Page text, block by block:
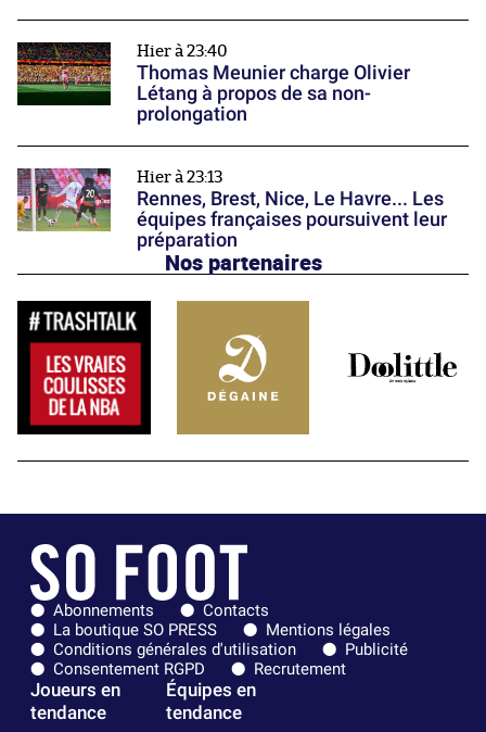
Hier à 23:40
Thomas Meunier charge Olivier
Létang à propos de sa non-
prolongation
Hier à 23:13
Rennes, Brest, Nice, Le Havre... Les
équipes françaises poursuivent leur
préparation
Nos partenaires
Abonnements
Contacts
La boutique SO PRESS
Mentions légales
Conditions générales d'utilisation
Publicité
Consentement RGPD
Recrutement
Joueurs en
tendance
Équipes en
tendance